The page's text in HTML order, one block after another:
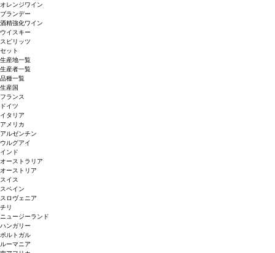
オレンジワイン
ブランデー
酒精強化ワイン
ウイスキー
スピリッツ
セット
生産地一覧
生産者一覧
品種一覧
生産国
フランス
ドイツ
イタリア
アメリカ
アルゼンチン
ウルグアイ
インド
オーストラリア
オーストリア
スイス
スペイン
スロヴェニア
チリ
ニュージーランド
ハンガリー
ポルトガル
ルーマニア